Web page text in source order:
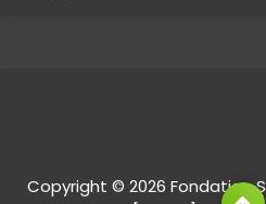
Copyright © 2026 Fondation